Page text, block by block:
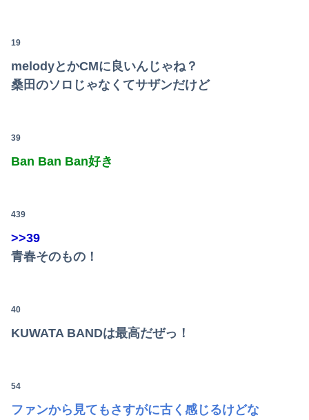
19
melodyとかCMに良いんじゃね？
桑田のソロじゃなくてサザンだけど
39
Ban Ban Ban好き
439
>>39
青春そのもの！
40
KUWATA BANDは最高だぜっ！
54
ファンから見てもさすがに古く感じるけどな